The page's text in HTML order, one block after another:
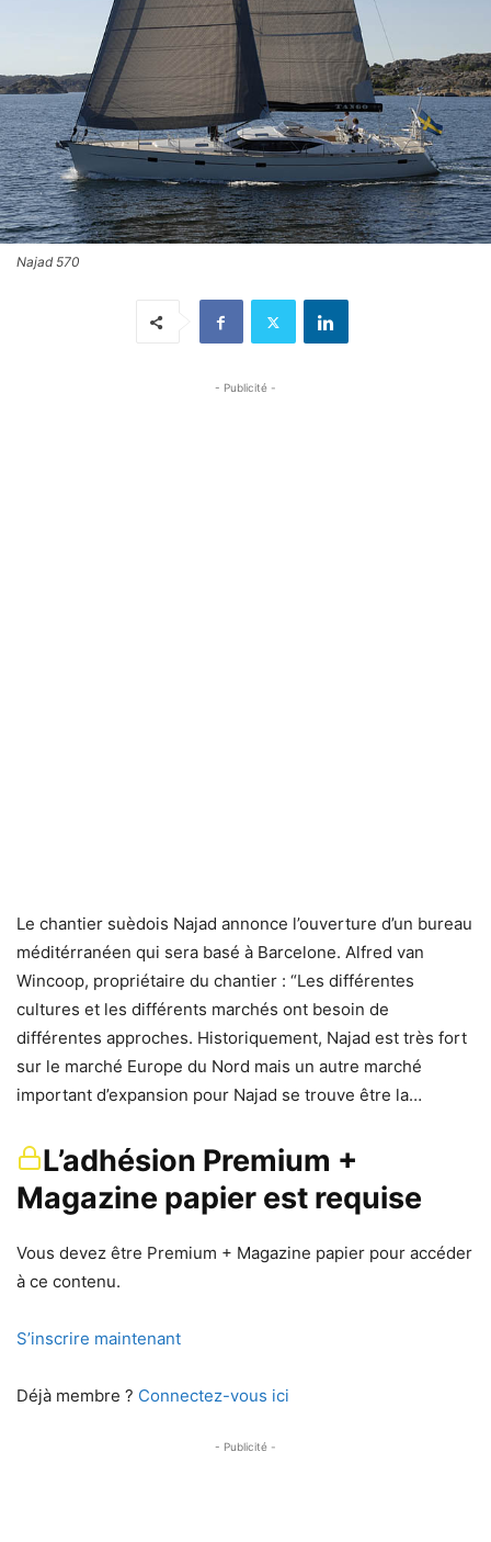
Najad 570
- Publicité -
Le chantier suèdois Najad annonce l’ouverture d’un bureau
méditérranéen qui sera basé à Barcelone. Alfred van
Wincoop, propriétaire du chantier : “Les différentes
cultures et les différents marchés ont besoin de
différentes approches. Historiquement, Najad est très fort
sur le marché Europe du Nord mais un autre marché
important d’expansion pour Najad se trouve être la…
L’adhésion Premium +
Magazine papier est requise
Vous devez être Premium + Magazine papier pour accéder
à ce contenu.
S’inscrire maintenant
Déjà membre ? Connectez-vous ici
- Publicité -